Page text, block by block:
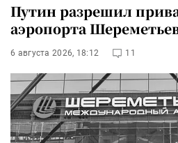
Путин разрешил
аэропорта
6 августа 2026, 18:12 11